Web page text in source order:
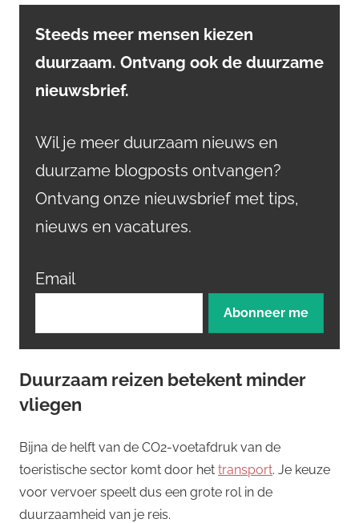
Steeds meer mensen kiezen
duurzaam. Ontvang ook de duurzame
nieuwsbrief.
Wil je meer duurzaam nieuws en
duurzame blogposts ontvangen?
Ontvang onze nieuwsbrief met tips,
nieuws en vacatures.
Email
Duurzaam reizen betekent minder
vliegen
Bijna de helft van de CO2-voetafdruk van de
toeristische sector komt door het transport. Je keuze
voor vervoer speelt dus een grote rol in de
duurzaamheid van je reis.